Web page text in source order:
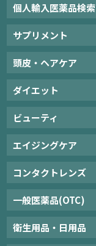
個人輸入医薬品検索
サプリメント
頭皮・ヘアケア
ダイエット
ビューティ
エイジングケア
コンタクトレンズ
一般医薬品(OTC)
衛生用品・日用品